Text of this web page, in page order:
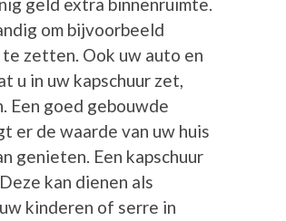
om bijvoorbeeld
zetten. Ook uw auto en
u in uw kapschuur zet,
Een goed gebouwde
er de waarde van uw huis
genieten. Een kapschuur
kan dienen als
kinderen of serre in